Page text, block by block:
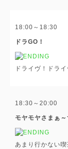
18:00～18:30
ドラGO！
ドライヴ！ドラ
18:30～20:00
モヤモヤさまぁ
あまり行かない